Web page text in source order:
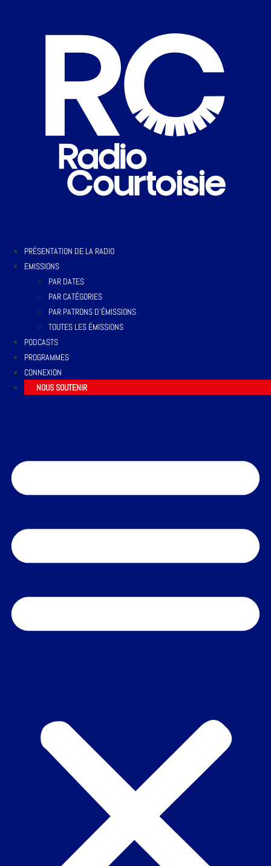
PRÉSENTATION DE LA RADIO
EMISSIONS
PAR DATES
PAR CATÉGORIES
PAR PATRONS D’ÉMISSIONS
TOUTES LES ÉMISSIONS
PODCASTS
PROGRAMMES
CONNEXION
NOUS SOUTENIR